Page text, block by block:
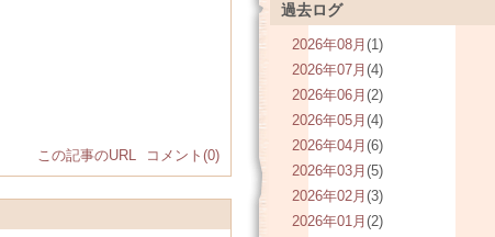
この記事のURL コメント(0)
過去ログ
2026年08月 (1)
2026年07月 (4)
2026年06月 (2)
2026年05月 (4)
2026年04月 (6)
2026年03月 (5)
2026年02月 (3)
2026年01月 (2)